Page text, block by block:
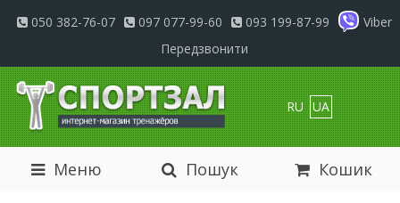
050 382-76-07 097 077-99-60 093 199-87-99
Viber
Передзвонити
RU UA
Меню Пошук Кошик